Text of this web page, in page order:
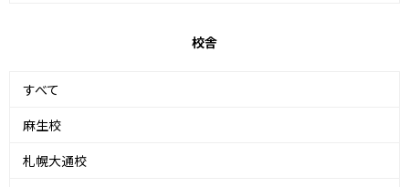
校舎
すべて
麻生校
札幌大通校